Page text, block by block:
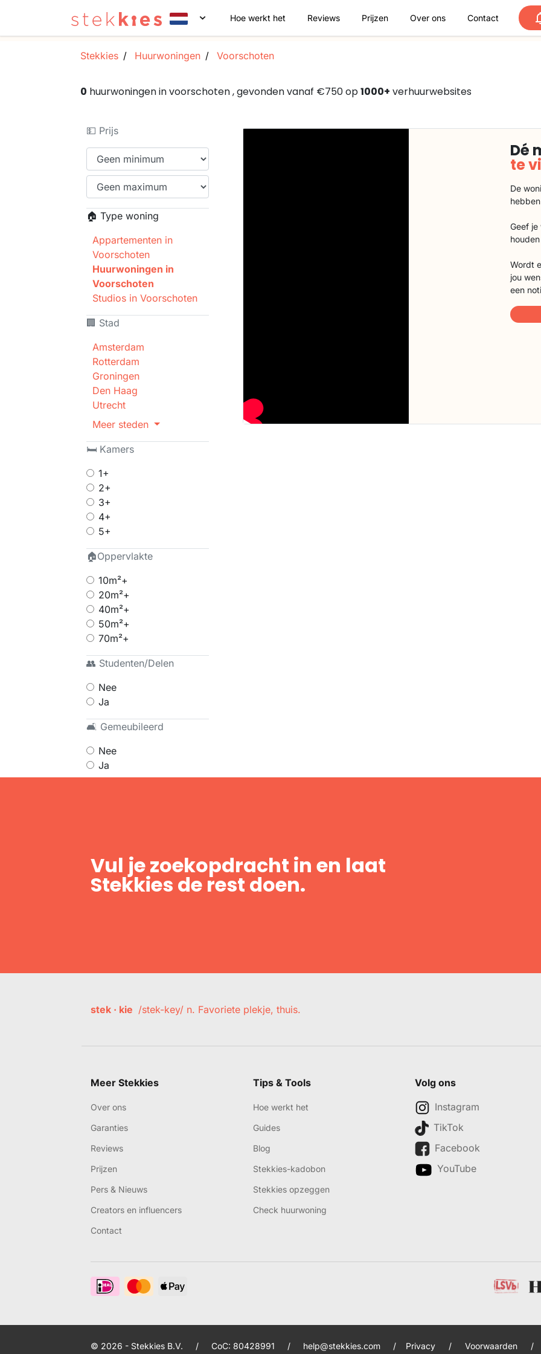
Hoe werkt het Reviews Prijzen Over ons Contact
Stekkies Huurwoningen Voorschoten
0 huurwoningen in voorschoten , gevonden vanaf €750 op1000+ verhuurwebsites
💵 Prijs
🏠 Type woning
Appartementen in
Voorschoten
Huurwoningen in
Voorschoten
Studios in Voorschoten
🏢 Stad
Amsterdam
Rotterdam
Groningen
Den Haag
Utrecht
Meer steden
🛏 Kamers
1+
2+
3+
4+
5+
🏠Oppervlakte
10m²+
20m²+
40m²+
50m²+
70m²+
👥 Studenten/Delen
Nee
Ja
🛋 Gemeubileerd
Nee
Ja
Dé
te
De
Geef
Wordt
jou
een
Vul je zoekopdracht in en laat
Stekkies de rest doen.
stek · kie /stek-key/ n. Favoriete plekje, thuis.
Meer Stekkies
Over ons
Garanties
Reviews
Prijzen
Pers & Nieuws
Creators en influencers
Contact
Tips & Tools
Hoe werkt het
Guides
Blog
Stekkies-kadobon
Stekkies opzeggen
Check huurwoning
Volg ons
Instagram
TikTok
Facebook
YouTube
© 2026 - Stekkies B.V. / CoC: 80428991 / help@stekkies.com / Privacy / Voorwaarden /